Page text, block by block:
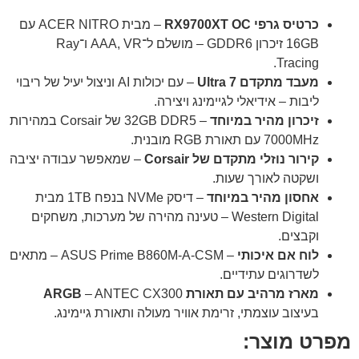
כרטיס גרפי RX9700XT OC
– מבית ACER NITRO עם
16GB זיכרון GDDR6 – מושלם ל־AAA, VR ו־Ray
Tracing.
מעבד מתקדם Ultra 7
– עם יכולות AI וניצול יעיל של ריבוי
ליבות – אידיאלי לגיימינג ויצירה.
זיכרון מהיר במיוחד
– 32GB DDR5 של Corsair במהירות
7000MHz עם תאורת RGB מובנית.
קירור נוזלי מתקדם של Corsair
– שמאפשר עבודה יציבה
ושקטה לאורך שעות.
אחסון מהיר במיוחד
– דיסק NVMe בנפח 1TB מבית
Western Digital – טעינה מהירה של מערכות, משחקים
וקבצים.
לוח אם איכותי
– ASUS Prime B860M-A-CSM – מתאים
לשדרוגים עתידיים.
מארז מרהיב עם תאורת ARGB – ANTEC CX300
בעיצוב עוצמתי, זרימת אוויר מעולה ותאורת גיימינג.
מפרט מוצר: